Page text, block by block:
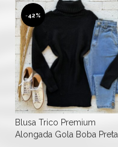
-42%
Blusa Trico Premium
Alongada Gola Boba Preta